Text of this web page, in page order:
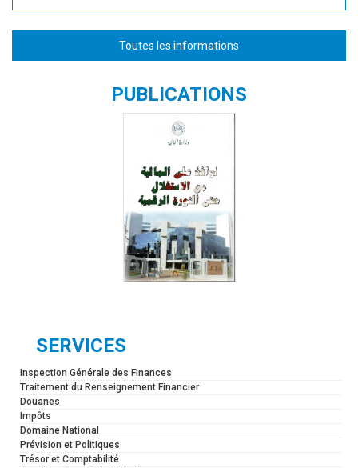
Toutes les informations
PUBLICATIONS
SERVICES
Inspection Générale des Finances
Traitement du Renseignement Financier
Douanes
Impôts
Domaine National
Prévision et Politiques
Trésor et Comptabilité